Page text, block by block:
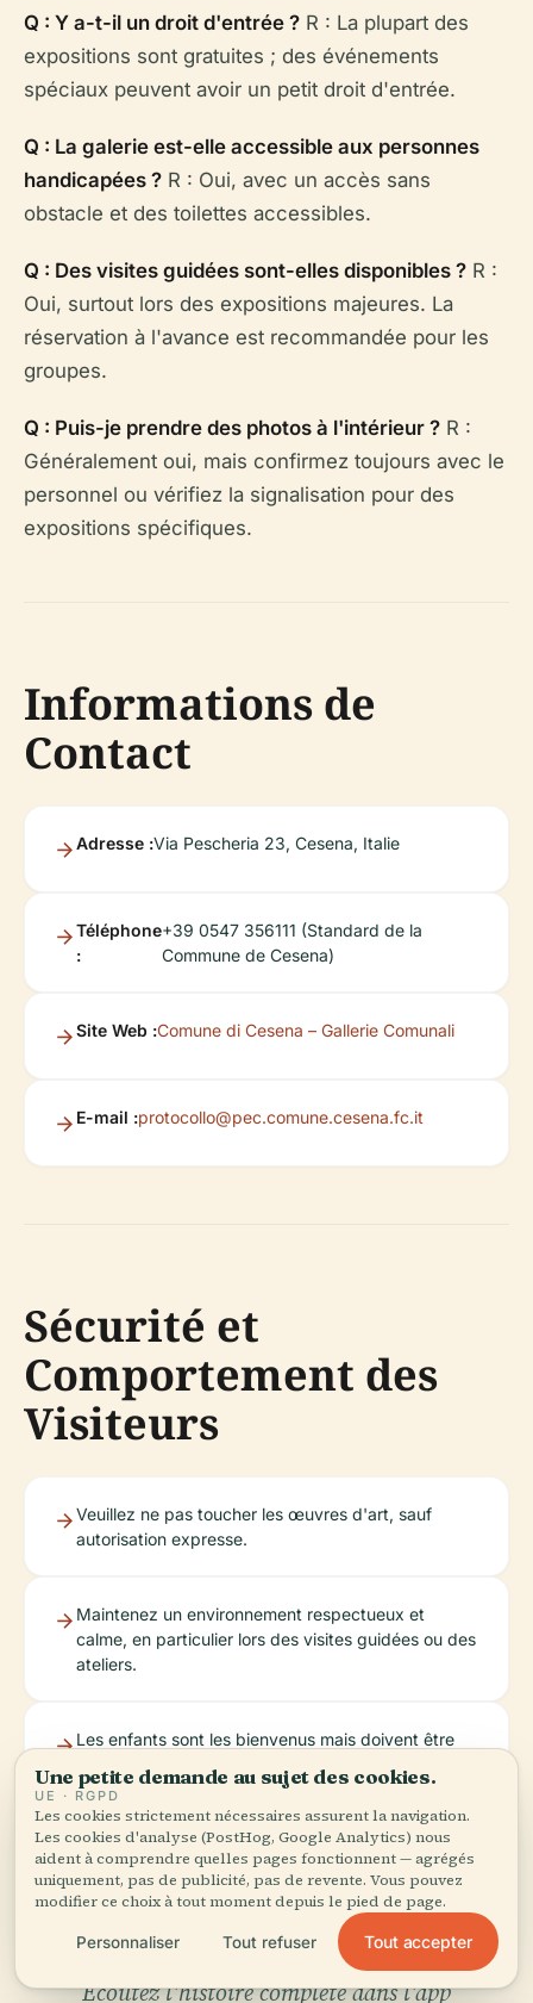
Q : Y a-t-il un droit d'entrée ? R : La plupart des
expositions sont gratuites ; des événements
spéciaux peuvent avoir un petit droit d'entrée.
Q : La galerie est-elle accessible aux personnes
handicapées ? R : Oui, avec un accès sans
obstacle et des toilettes accessibles.
Q : Des visites guidées sont-elles disponibles ? R :
Oui, surtout lors des expositions majeures. La
réservation à l'avance est recommandée pour les
groupes.
Q : Puis-je prendre des photos à l'intérieur ? R :
Généralement oui, mais confirmez toujours avec le
personnel ou vérifiez la signalisation pour des
expositions spécifiques.
Informations de
Contact
Adresse :Via Pescheria 23, Cesena, Italie
Téléphone
:
+39 0547 356111 (Standard de la
Commune de Cesena)
Site Web :Comune di Cesena – Gallerie Comunali
E-mail :protocollo@pec.comune.cesena.fc.it
Sécurité et
Comportement des
Visiteurs
Veuillez ne pas toucher les œuvres d'art, sauf
autorisation expresse.
Maintenez un environnement respectueux et
calme, en particulier lors des visites guidées ou des
ateliers.
Les enfants sont les bienvenus mais doivent être
Écoutez l'histoire complète dans l'app
Une petite demande au sujet des cookies.
UE · RGPD
Les cookies strictement nécessaires assurent la navigation.
Les cookies d'analyse (PostHog, Google Analytics) nous
aident à comprendre quelles pages fonctionnent — agrégés
uniquement, pas de publicité, pas de revente. Vous pouvez
modifier ce choix à tout moment depuis le pied de page.
Personnaliser Tout refuser Tout accepter